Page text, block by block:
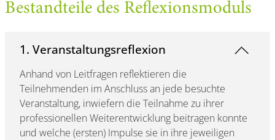
Bestandteile des Reflexionsmoduls
1. Veranstaltungsreflexion
Anhand von Leitfragen reflektieren die
Teilnehmenden im Anschluss an jede besuchte
Veranstaltung, inwiefern die Teilnahme zu ihrer
professionellen Weiterentwicklung beitragen konnte
und welche (ersten) Impulse sie in ihre jeweiligen